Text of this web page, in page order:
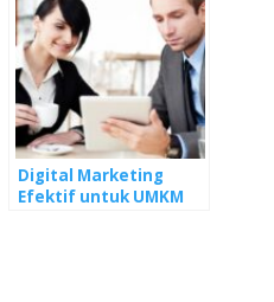
Digital Marketing
Efektif untuk UMKM